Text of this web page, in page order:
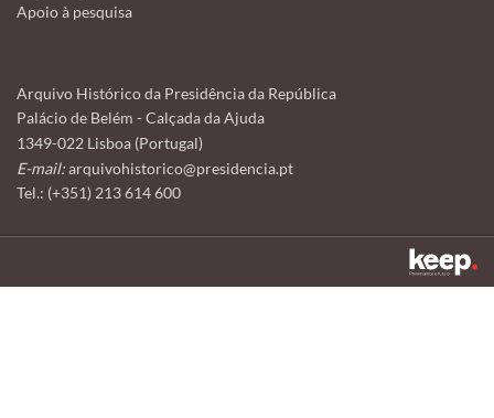
Apoio à pesquisa
Arquivo Histórico da Presidência da República
Palácio de Belém - Calçada da Ajuda
1349-022 Lisboa (Portugal)
E-mail:arquivohistorico@presidencia.pt
Tel.: (+351) 213 614 600